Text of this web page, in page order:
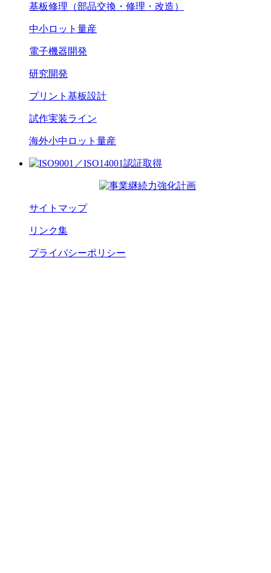
基板修理（部品交換・修理・改造）
中小ロット量産
電子機器開発
研究開発
プリント基板設計
試作実装ライン
海外小中ロット量産
サイトマップ
リンク集
プライバシーポリシー